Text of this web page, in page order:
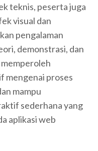
teknis, peserta juga
visual dan
pengalaman
demonstrasi, dan
mengenai proses
mampu
sederhana yang
aplikasi web